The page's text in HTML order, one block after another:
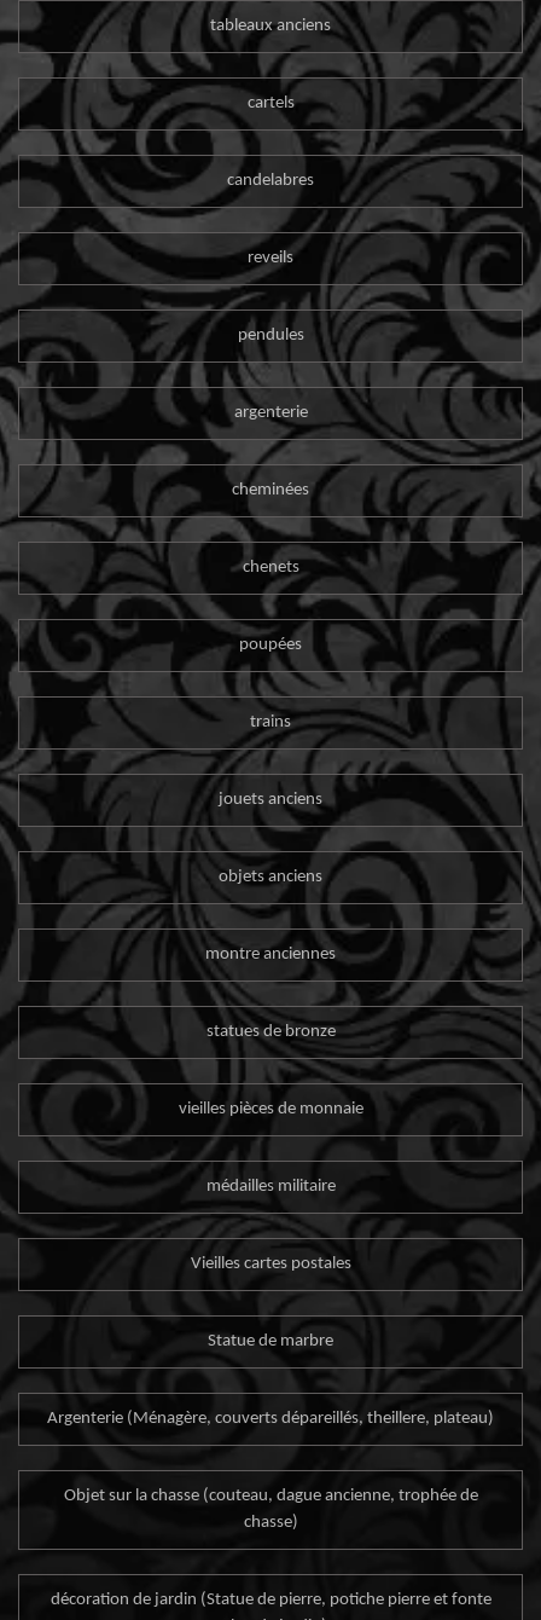
tableaux anciens
cartels
candelabres
reveils
pendules
argenterie
cheminées
chenets
poupées
trains
jouets anciens
objets anciens
montre anciennes
statues de bronze
vieilles pièces de monnaie
médailles militaire
Vieilles cartes postales
Statue de marbre
Argenterie (Ménagère, couverts dépareillés, theillere, plateau)
Objet sur la chasse (couteau, dague ancienne, trophée de
chasse)
décoration de jardin (Statue de pierre, potiche pierre et fonte